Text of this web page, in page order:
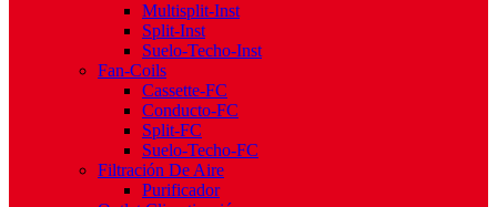
Multisplit-Inst
Split-Inst
Suelo-Techo-Inst
Fan-Coils
Cassette-FC
Conducto-FC
Split-FC
Suelo-Techo-FC
Filtración De Aire
Purificador